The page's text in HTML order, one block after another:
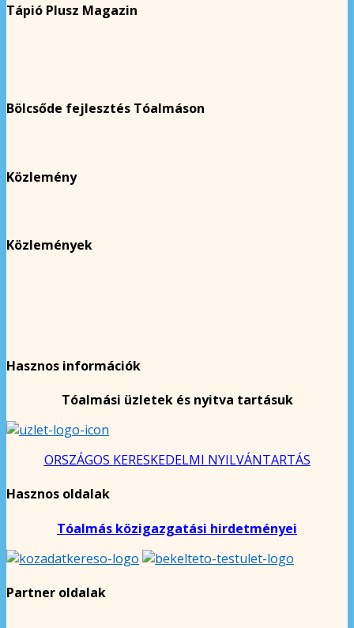
Tápió Plusz Magazin
Bölcsőde fejlesztés Tóalmáson
Közlemény
Közlemények
Hasznos információk
Tóalmási üzletek és nyitva tartásuk
ORSZÁGOS KERESKEDELMI NYILVÁNTARTÁS
Hasznos oldalak
Tóalmás közigazgatási hirdetményei
Partner oldalak